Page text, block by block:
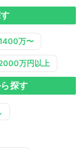
万〜
万円以上
探す